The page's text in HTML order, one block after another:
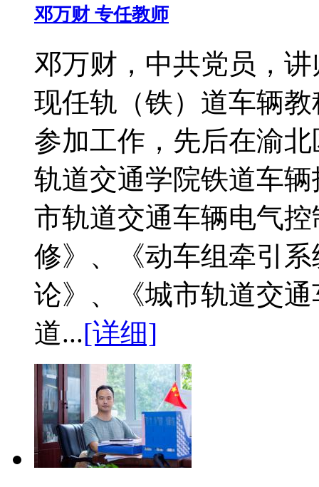
邓万财 专任教师
邓万财，中共党员，
现任轨（铁）道车辆
参加工作，先后在渝
轨道交通学院铁道车
市轨道交通车辆电气
修》、《动车组牵引
论》、《城市轨道交
道...[详细]